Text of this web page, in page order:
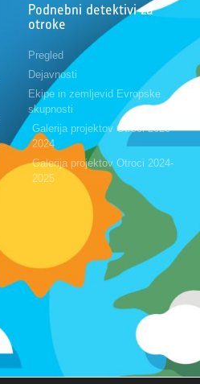
Podnebni detektivi za
otroke
Pregled
Dejavnosti
Ekipe in zemljevid Evropske
skupnosti
Galerija projektov Otroci 2023-
2024
Galerija projektov Otroci 2024-
2025